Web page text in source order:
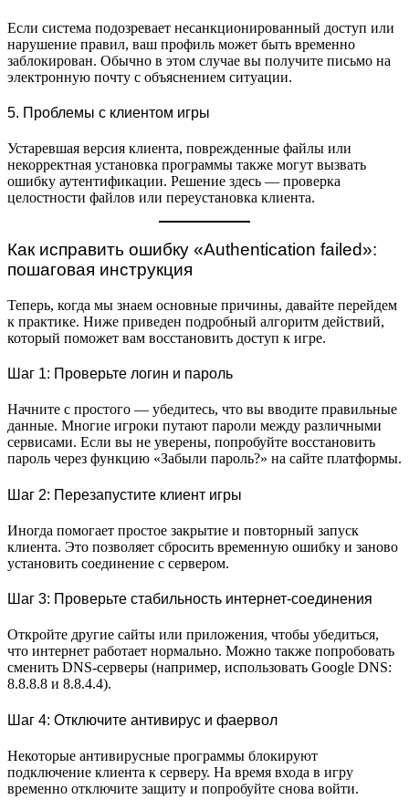
Если система подозревает несанкционированный доступ или
нарушение правил, ваш профиль может быть временно
заблокирован. Обычно в этом случае вы получите письмо на
электронную почту с объяснением ситуации.
5. Проблемы с клиентом игры
Устаревшая версия клиента, поврежденные файлы или
некорректная установка программы также могут вызвать
ошибку аутентификации. Решение здесь — проверка
целостности файлов или переустановка клиента.
Как исправить ошибку «Authentication failed»:
пошаговая инструкция
Теперь, когда мы знаем основные причины, давайте перейдем
к практике. Ниже приведен подробный алгоритм действий,
который поможет вам восстановить доступ к игре.
Шаг 1: Проверьте логин и пароль
Начните с простого — убедитесь, что вы вводите правильные
данные. Многие игроки путают пароли между различными
сервисами. Если вы не уверены, попробуйте восстановить
пароль через функцию «Забыли пароль?» на сайте платформы.
Шаг 2: Перезапустите клиент игры
Иногда помогает простое закрытие и повторный запуск
клиента. Это позволяет сбросить временную ошибку и заново
установить соединение с сервером.
Шаг 3: Проверьте стабильность интернет-соединения
Откройте другие сайты или приложения, чтобы убедиться,
что интернет работает нормально. Можно также попробовать
сменить DNS-серверы (например, использовать Google DNS:
8.8.8.8 и 8.8.4.4).
Шаг 4: Отключите антивирус и фаервол
Некоторые антивирусные программы блокируют
подключение клиента к серверу. На время входа в игру
временно отключите защиту и попробуйте снова войти.